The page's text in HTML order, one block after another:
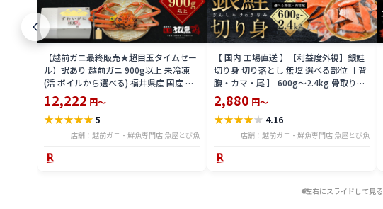
【越前ガニ最終販売★超目玉タイムセー
ル】訳あり 越前ガニ 900g以上 未冷凍
(活 ボイルから選べる) 福井県産 国産 産
地直送 脚折れ 訳ありカニ 越前がに ズワ
イガニ 越前 かに 送料無料 etz-900w
12,222 円～
★★★★★5
店舗：越前ガニ・鮮魚専門店 魚屋とび魚
【 国内 工場直送 】【利益度外視】銀鮭
切り身 切り落とし 無塩 選べる部位［ 背
腹・カマ・尾 ］ 600g〜2.4kg 骨取り・
骨無し 骨あり 切り落とし 骨取り・骨無
し 切身 ses2301-12ka
2,880 円～
★★★★★ 4.16
店舗：越前ガニ・鮮魚専門店 魚屋とび魚
左右にスライドして見る